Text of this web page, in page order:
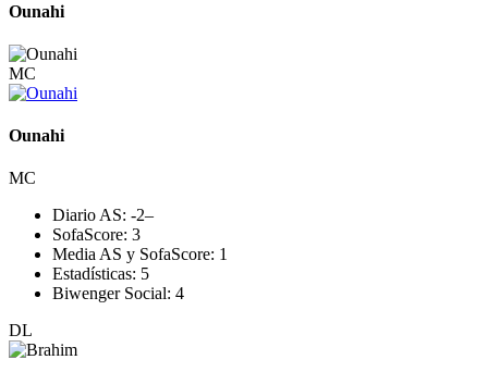
Ounahi
MC
Ounahi
MC
Diario AS: -2–
SofaScore: 3
Media AS y SofaScore: 1
Estadísticas: 5
Biwenger Social: 4
DL